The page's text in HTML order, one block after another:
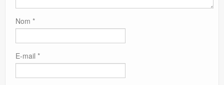
Nom *
E-mail *